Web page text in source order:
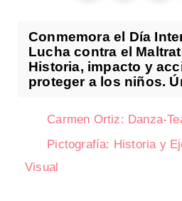
Conmemora el Día
Lucha contra el
Historia, impacto y
proteger a los niños.
Carmen Ortiz: Danza-
Pictografía: Historia y
Visual